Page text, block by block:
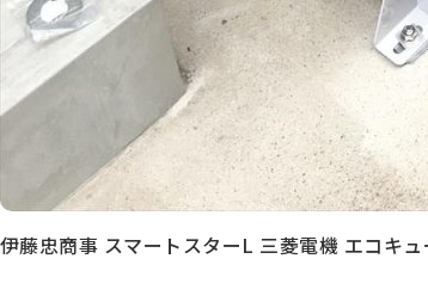
伊藤忠商事 スマートスターL 三菱電機 エコキ